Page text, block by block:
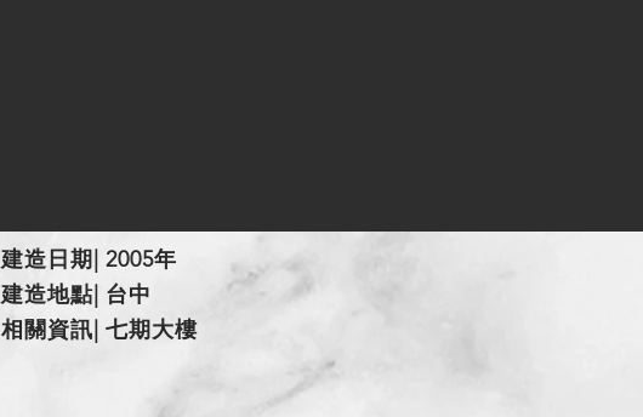
建造日期| 2005年
建造地點| 台中
​相關資訊| 七期大樓